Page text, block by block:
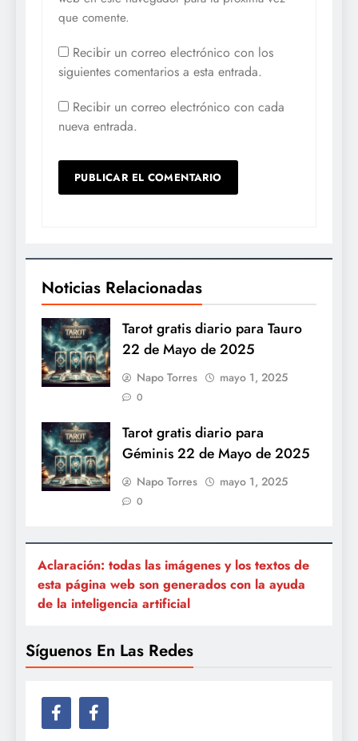
que comente.
Recibir un correo electrónico con los
siguientes comentarios a esta entrada.
Recibir un correo electrónico con cada
nueva entrada.
Noticias Relacionadas
Tarot gratis diario para Tauro
22 de Mayo de 2025
Napo Torres mayo 1, 2025
0
Tarot gratis diario para
Géminis 22 de Mayo de 2025
Napo Torres mayo 1, 2025
0
Aclaración: todas las imágenes y los textos de
esta página web son generados con la ayuda
de la inteligencia artificial
Síguenos En Las Redes